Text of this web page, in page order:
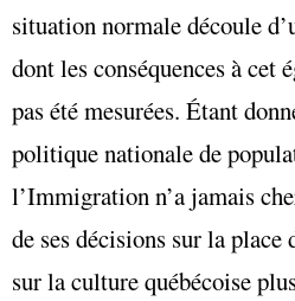
situation normale découle
dont les conséquences à cet
pas été mesurées. Étant
politique nationale de
l’Immigration n’a jamais
de ses décisions sur la place
sur la culture québécoise